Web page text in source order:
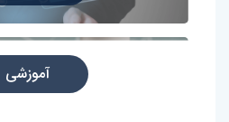
آموزشی